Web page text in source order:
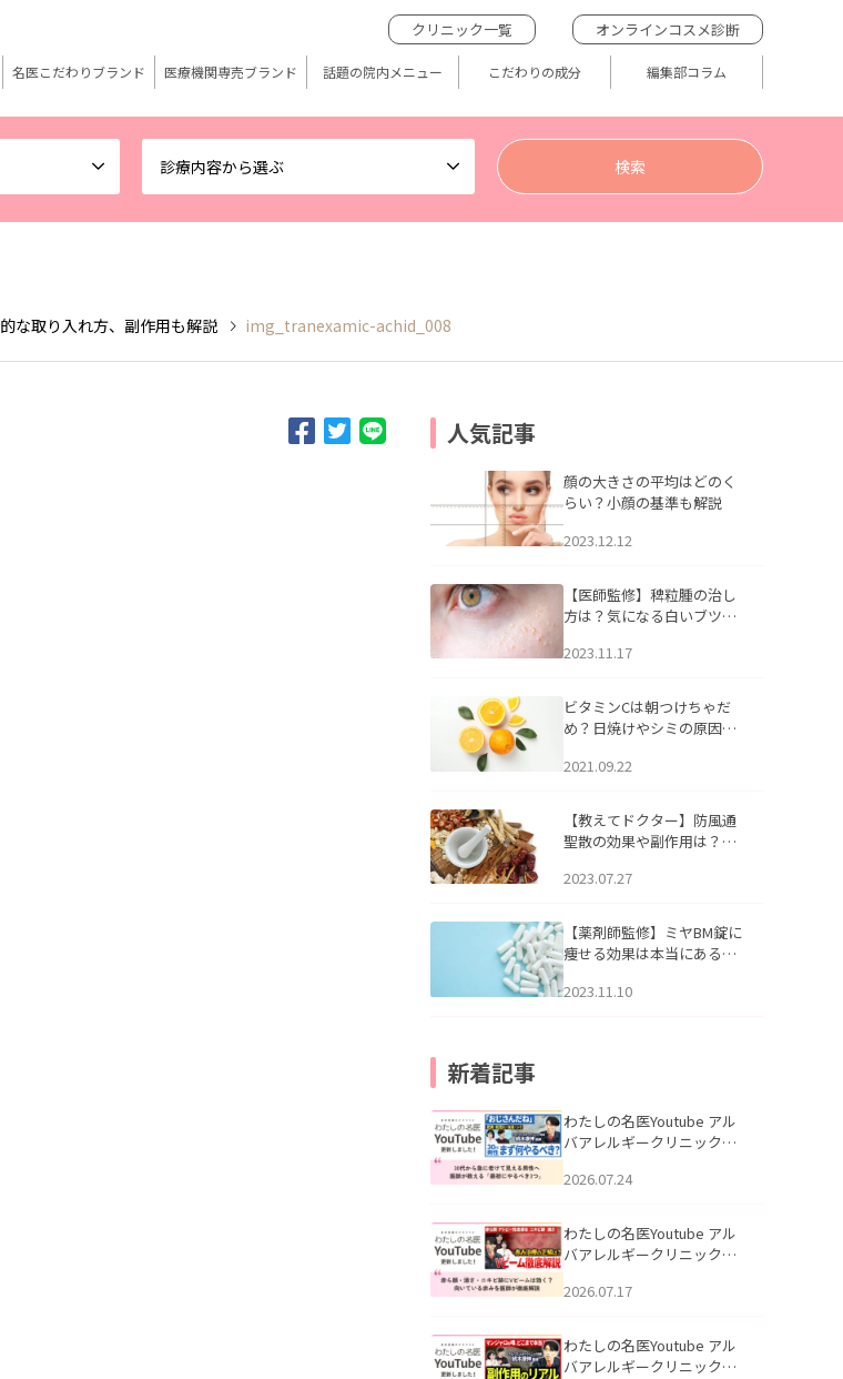
診療内容から選ぶ
クリニック一覧 オンラインコスメ診断
名医こだわりブランド 医療機関専売ブランド 話題の院内メニュー こだわりの成分 編集部コラム
な取り入れ方、副作用も解説 img_tranexamic-achid_008
人気記事
顔の大きさの平均はどのく
らい？小顔の基準も解説
2023.12.12
【医師監修】稗粒腫の治し
方は？気になる白いブツブ
アについて
2023.11.17
ビタミンCは朝つけちゃだ
め？日焼けやシミの原因に
2021.09.22
【教えてドクター】防風通
聖散の効果や副作用は？長
2023.07.27
【薬剤師監修】ミヤBM錠に
痩せる効果は本当にある
2023.11.10
新着記事
わたしの名医Youtube アル
バアレルギークリニック札
える男性へ｜医師が教える
公開いたしました。
2026.07.24
わたしの名医Youtube アル
バアレルギークリニック札
跡にVビームは効く？向いて
説」を公開いたしました。
2026.07.17
わたしの名医Youtube アル
バアレルギークリニック札